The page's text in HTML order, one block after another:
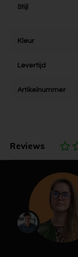
Stijl
Kleur
Levertijd
Artikelnummer
Reviews